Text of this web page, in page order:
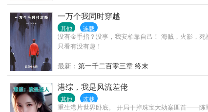
一万个我同时穿越
其他 连载
没有金手指？没事，我安柏靠自己！ 海贼，火影，
只看有没有趣！
最新： 第一千二百零三章 终末
港综，我是风流差佬
其他 连载
重生港片世界卧底。 开局干掉珠宝大劫案匪首——陈